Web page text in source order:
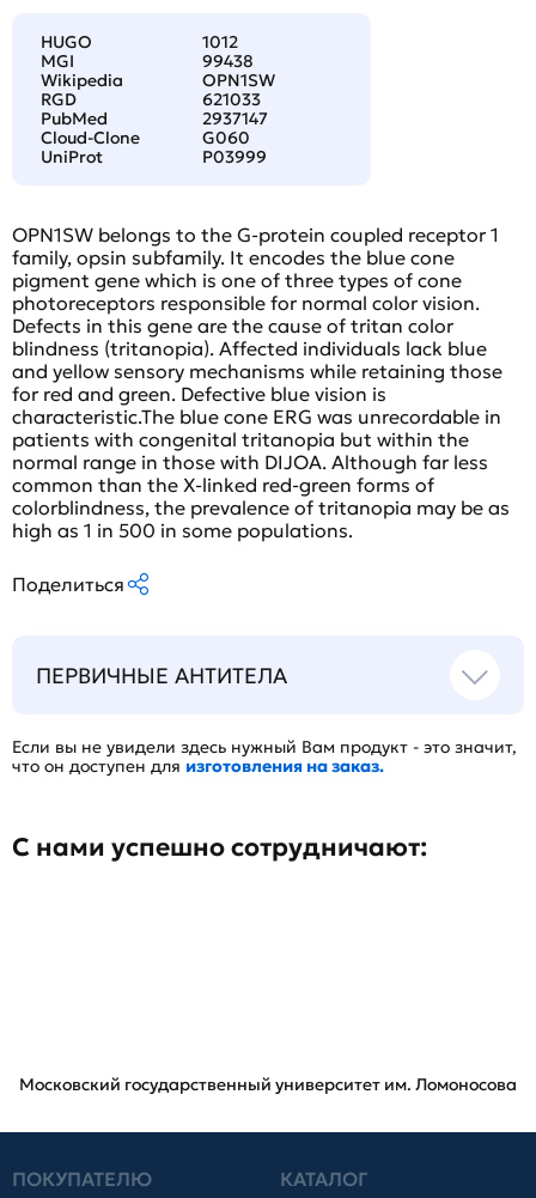
HUGO
1012
MGI
99438
Wikipedia
OPN1SW
RGD
621033
PubMed
2937147
Cloud-Clone
G060
UniProt
P03999
OPN1SW belongs to the G-protein coupled receptor 1
family, opsin subfamily. It encodes the blue cone
pigment gene which is one of three types of cone
photoreceptors responsible for normal color vision.
Defects in this gene are the cause of tritan color
blindness (tritanopia). Affected individuals lack blue
and yellow sensory mechanisms while retaining those
for red and green. Defective blue vision is
characteristic.The blue cone ERG was unrecordable in
patients with congenital tritanopia but within the
normal range in those with DIJOA. Although far less
common than the X-linked red-green forms of
colorblindness, the prevalence of tritanopia may be as
high as 1 in 500 in some populations.
Поделиться
ПЕРВИЧНЫЕ АНТИТЕЛА
Если вы не увидели здесь нужный Вам продукт - это значит,
что он доступен для изготовления на заказ.
С нами успешно сотрудничают:
Московский государственный университет им. Ломоносова
ПОКУПАТЕЛЮ КАТАЛОГ